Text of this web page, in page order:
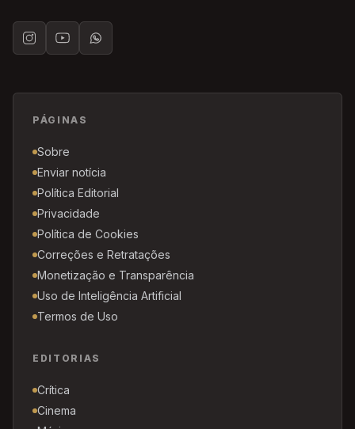
PÁGINAS
Sobre
Enviar notícia
Política Editorial
Privacidade
Política de Cookies
Correções e Retratações
Monetização e Transparência
Uso de Inteligência Artificial
Termos de Uso
EDITORIAS
Crítica
Cinema